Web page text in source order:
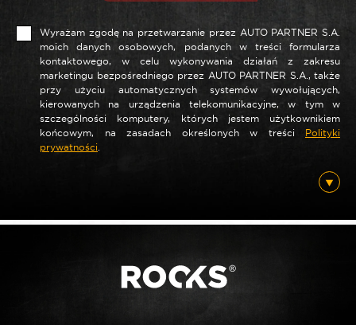
Nazwa *
E-mail*
Wyrażam zgodę na przetwarzanie przez AUTO PARTNER S.A.
moich danych osobowych, podanych w treści formularza
kontaktowego, w celu wykonywania działań z zakresu
marketingu bezpośredniego przez AUTO PARTNER S.A., także
przy użyciu automatycznych systemów wywołujących,
kierowanych na urządzenia telekomunikacyjne, w tym w
szczególności komputery, których jestem użytkownikiem
końcowym, na zasadach określonych w treści Polityki
prywatności.